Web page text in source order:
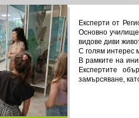
Експерти от
Основно
видове диви
С голям интерес
В рамките на
Експертите
замърсяване,